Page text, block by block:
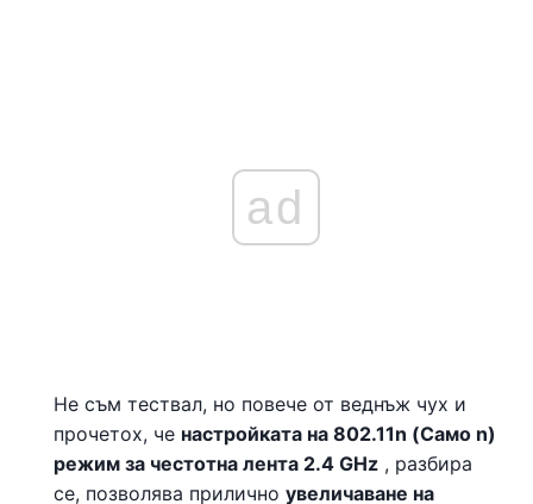
ad
Не съм тествал, но повече от веднъж чух и
прочетох, че настройката на 802.11n (Само n)
режим за честотна лента 2.4 GHz , разбира
се, позволява прилично увеличаване на